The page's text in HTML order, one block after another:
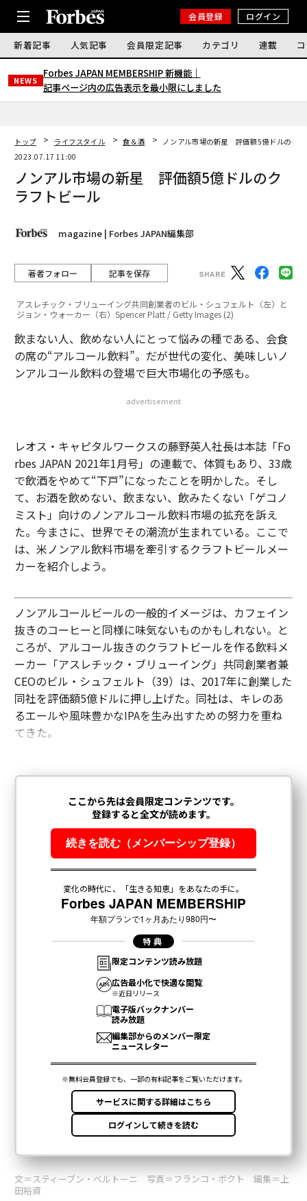
会員登録 ログイン
新着記事 人気記事 会員限定記事 カテゴリ 連載
NEWS
Forbes JAPAN MEMBERSHIP 新機能｜
記事ページ内の広告表示を最小限にしました
トップ ライフスタイル 食＆酒
ノンアル市場の新星 評価額5億ドルのクラ
2023.07.17 11:00
ノンアル市場の新星 評価額5億ドルのク
ラフトビール
magazine | Forbes JAPAN編集部
著者フォロー 記事を保存
アスレチック・ブリューイング共同創業者のビル・シュフェルト（左）と
ジョン・ウォーカー（右）Spencer Platt / Getty Images (2)
飲まない人、飲めない人にとって悩みの種である、会食
の席の“アルコール飲料”。だが世代の変化、美味しいノ
ンアルコール飲料の登場で巨大市場化の予感も。
advertisement
レオス・キャピタルワークスの藤野英人社長は本誌「Fo
rbes JAPAN 2021年1月号」の連載で、体質もあり、33歳
で飲酒をやめて“下戸”になったことを明かした。そし
て、お酒を飲めない、飲まない、飲みたくない「ゲコノ
ミスト」向けのノンアルコール飲料市場の拡充を訴え
た。今まさに、世界でその潮流が生まれている。ここで
は、米ノンアル飲料市場を牽引するクラフトビールメー
カーを紹介しよう。
ノンアルコールビールの一般的イメージは、カフェイン
抜きのコーヒーと同様に味気ないものかもしれない。と
ころが、アルコール抜きのクラフトビールを作る飲料メ
ーカー「アスレチック・ブリューイング」共同創業者兼
CEOのビル・シュフェルト（39）は、2017年に創業した
同社を評価額5億ドルに押し上げた。同社は、キレのあ
るエールや風味豊かなIPAを生み出すための努力を重ね
てきた。
文＝スティーブン・ベルトーニ 写真＝フランコ・ボクト 編集＝上
田裕資